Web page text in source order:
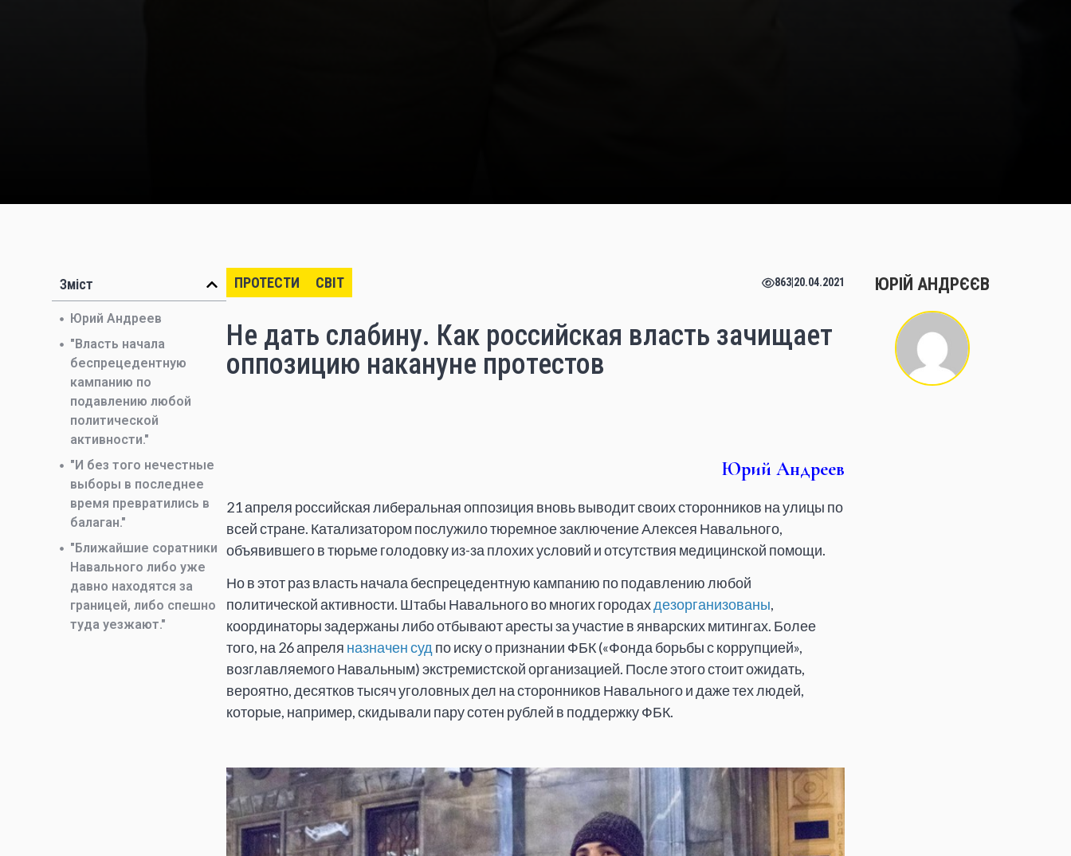
Зміст
Юрий Андреев
"Власть начала
беспрецедентную
кампанию по
подавлению любой
политической
активности."
"И без того нечестные
выборы в последнее
время превратились в
балаган."
"Ближайшие соратники
Навального либо уже
давно находятся за
границей, либо спешно
туда уезжают."
ПРОТЕСТИ СВІТ 863 20.04.2021
Не дать слабину. Как российская власть зачищает
оппозицию накануне протестов
Юрий Андреев
21 апреля российская либеральная оппозиция вновь выводит своих сторонников на улицы по
всей стране. Катализатором послужило тюремное заключение Алексея Навального,
объявившего в тюрьме голодовку из-за плохих условий и отсутствия медицинской помощи.
Но в этот раз власть начала беспрецедентную кампанию по подавлению любой
политической активности. Штабы Навального во многих городахдезорганизованы,
координаторы задержаны либо отбывают аресты за участие в январских митингах. Более
того, на 26 апреля назначен суд по иску о признании ФБК («Фонда борьбы с коррупцией»,
возглавляемого Навальным) экстремистской организацией. После этого стоит ожидать,
вероятно, десятков тысяч уголовных дел на сторонников Навального и даже тех людей,
которые, например, скидывали пару сотен рублей в поддержку ФБК.
ЮРІЙ АНДРЄЄВ